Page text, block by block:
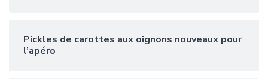
Pickles de carottes aux oignons nouveaux pour
l’apéro